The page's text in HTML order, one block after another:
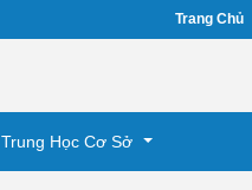
Trang Chủ
Trung Học Cơ Sở